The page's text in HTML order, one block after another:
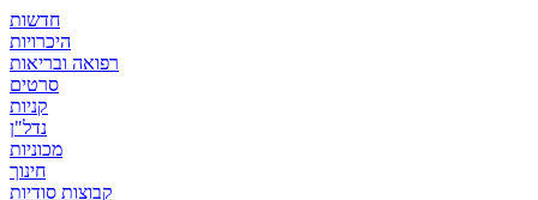
חדשות
היכרויות
רפואה ובריאות
סרטים
קניות
נדל"ן
מכוניות
חינוך
קבוצות סודיות